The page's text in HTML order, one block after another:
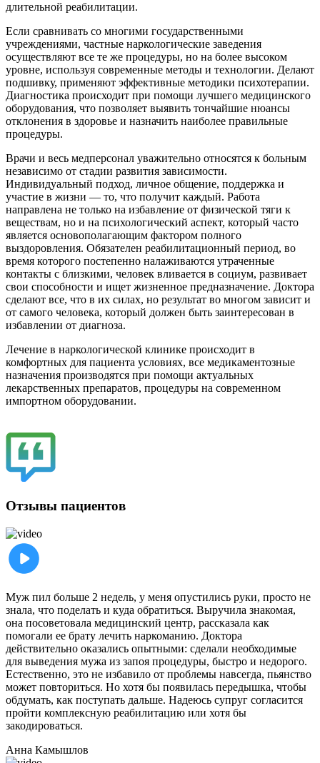
длительной реабилитации.
Если сравнивать со многими государственными
учреждениями, частные наркологические заведения
осуществляют все те же процедуры, но на более высоком
уровне, используя современные методы и технологии. Делают
подшивку, применяют эффективные методики психотерапии.
Диагностика происходит при помощи лучшего медицинского
оборудования, что позволяет выявить тончайшие нюансы
отклонения в здоровье и назначить наиболее правильные
процедуры.
Врачи и весь медперсонал уважительно относятся к больным
независимо от стадии развития зависимости.
Индивидуальный подход, личное общение, поддержка и
участие в жизни — то, что получит каждый. Работа
направлена не только на избавление от физической тяги к
веществам, но и на психологический аспект, который часто
является основополагающим фактором полного
выздоровления. Обязателен реабилитационный период, во
время которого постепенно налаживаются утраченные
контакты с близкими, человек вливается в социум, развивает
свои способности и ищет жизненное предназначение. Доктора
сделают все, что в их силах, но результат во многом зависит и
от самого человека, который должен быть заинтересован в
избавлении от диагноза.
Лечение в наркологической клинике происходит в
комфортных для пациента условиях, все медикаментозные
назначения производятся при помощи актуальных
лекарственных препаратов, процедуры на современном
импортном оборудовании.
Отзывы пациентов
Муж пил больше 2 недель, у меня опустились руки, просто не
знала, что поделать и куда обратиться. Выручила знакомая,
она посоветовала медицинский центр, рассказала как
помогали ее брату лечить наркоманию. Доктора
действительно оказались опытными: сделали необходимые
для выведения мужа из запоя процедуры, быстро и недорого.
Естественно, это не избавило от проблемы навсегда, пьянство
может повториться. Но хотя бы появилась передышка, чтобы
обдумать, как поступать дальше. Надеюсь супруг согласится
пройти комплексную реабилитацию или хотя бы
закодироваться.
Анна Камышлов